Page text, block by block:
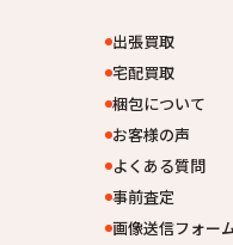
出張買取
宅配買取
梱包について
お客様の声
よくある質問
事前査定
画像送信フォー